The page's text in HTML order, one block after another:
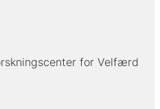
for Velfærd